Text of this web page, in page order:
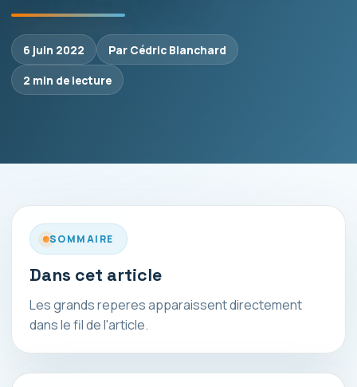
6 juin 2022
Par Cédric Blanchard
2 min de lecture
SOMMAIRE
Dans cet article
Les grands reperes apparaissent directement
dans le fil de l'article.